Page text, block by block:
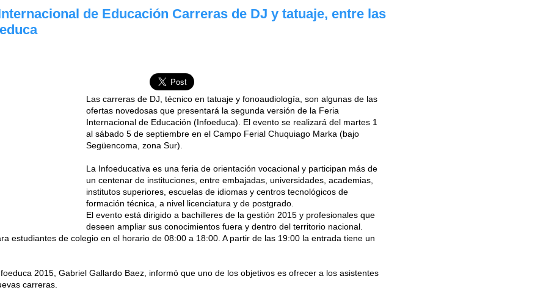
de Educación Carreras de DJ y tatuaje, entre las
Las carreras de DJ, técnico en tatuaje y fonoaudiología, son algunas de las
ofertas novedosas que presentará la segunda versión de la Feria
Internacional de Educación (Infoeduca). El evento se realizará del martes 1
al sábado 5 de septiembre en el Campo Ferial Chuquiago Marka (bajo
Següencoma, zona Sur).
La Infoeducativa es una feria de orientación vocacional y participan más de
un centenar de instituciones, entre embajadas, universidades, academias,
institutos superiores, escuelas de idiomas y centros tecnológicos de
formación técnica, a nivel licenciatura y de postgrado.
El evento está dirigido a bachilleres de la gestión 2015 y profesionales que
deseen ampliar sus conocimientos fuera y dentro del territorio nacional.
estudiantes de colegio en el horario de 08:00 a 18:00. A partir de las 19:00 la entrada tiene un
2015, Gabriel Gallardo Baez, informó que uno de los objetivos es ofrecer a los asistentes
carreras.